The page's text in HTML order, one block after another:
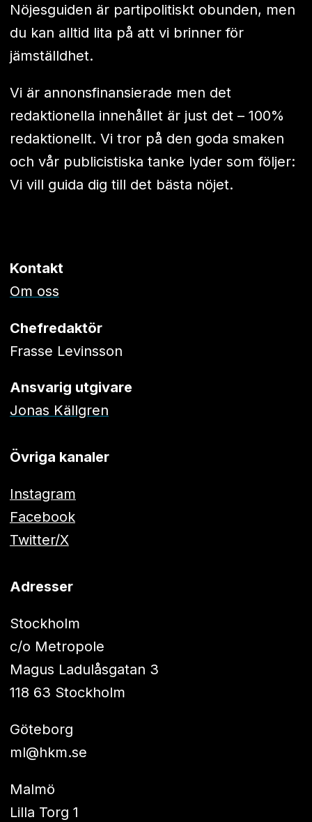
Nöjesguiden är partipolitiskt obunden, men
du kan alltid lita på att vi brinner för
jämställdhet.
Vi är annonsfinansierade men det
redaktionella innehållet är just det – 100%
redaktionellt. Vi tror på den goda smaken
och vår publicistiska tanke lyder som följer:
Vi vill guida dig till det bästa nöjet.
Kontakt
Om oss
Chefredaktör
Frasse Levinsson
Ansvarig utgivare
Jonas Källgren
Övriga kanaler
Instagram
Facebook
Twitter/X
Adresser
Stockholm
c/o Metropole
Magus Ladulåsgatan 3
118 63 Stockholm
Göteborg
ml@hkm.se
Malmö
Lilla Torg 1